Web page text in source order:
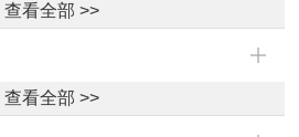
查看全部 >>
查看全部 >>